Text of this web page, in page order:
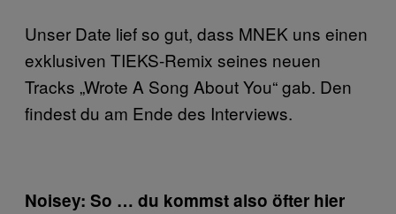
Unser Date lief so gut, dass MNEK uns einen
exklusiven TIEKS-Remix seines neuen
Tracks „Wrote A Song About You“ gab. Den
findest du am Ende des Interviews.
Noisey: So … du kommst also öfter hier